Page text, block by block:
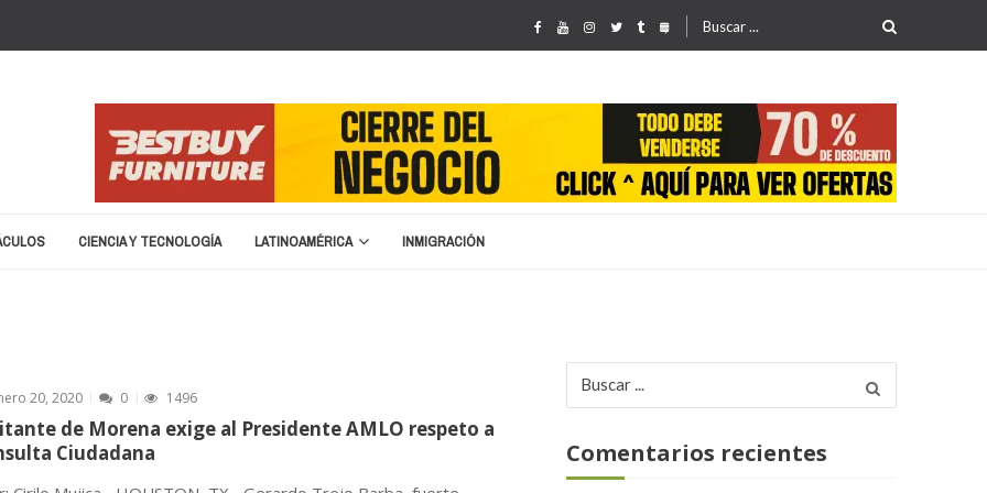
Buscar
CIENCIA Y TECNOLOGÍA LATINOAMÉRICA INMIGRACIÓN
cierre y liquidación
migratoria: “No vamos a devolver a un terrorist...
20, 2020 0 1496
de Morena exige al Presidente AMLO respeto a
Ciudadana
por:
Comentarios recientes